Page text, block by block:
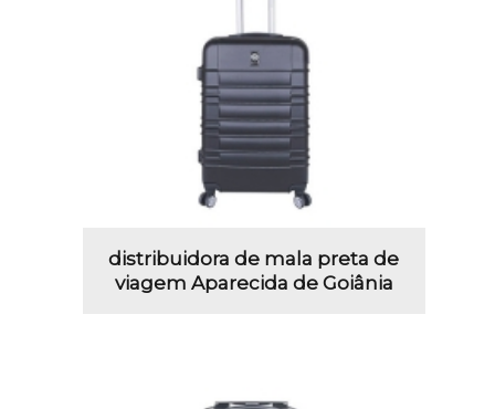
distribuidora de mala preta de
viagem Aparecida de Goiânia